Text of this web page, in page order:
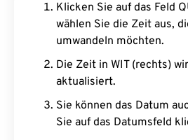
Klicken Sie auf das Feld
wählen Sie die Zeit aus,
umwandeln möchten.
Die Zeit in WIT (rechts)
aktualisiert.
Sie können das Datum
Sie auf das Datumsfeld